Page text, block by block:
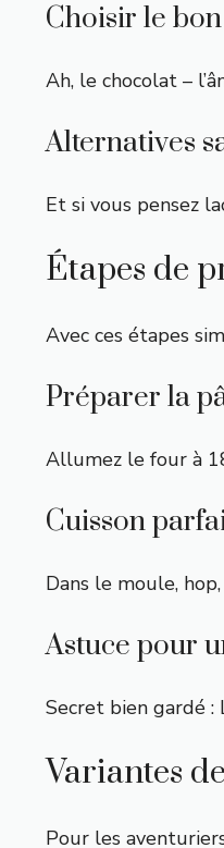
Choisir le
Ah, le chocolat –
Alternatives
Et si vous pensez
Étapes de
Avec ces étapes
Préparer la
Allumez le four à
Cuisson
Dans le moule,
Astuce pour
Secret bien gardé :
Variantes
Pour les